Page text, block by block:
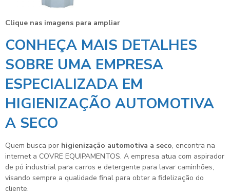
Clique nas imagens para ampliar
CONHEÇA MAIS DETALHES
SOBRE UMA EMPRESA
ESPECIALIZADA EM
HIGIENIZAÇÃO AUTOMOTIVA
A SECO
Quem busca por higienização automotiva a seco, encontra na
internet a COVRE EQUIPAMENTOS. A empresa atua com aspirador
de pó industrial para carros e detergente para lavar caminhões,
visando sempre a qualidade final para obter a fidelização do
cliente.